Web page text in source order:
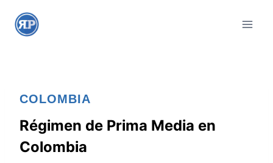
COLOMBIA
Régimen de Prima Media en
Colombia